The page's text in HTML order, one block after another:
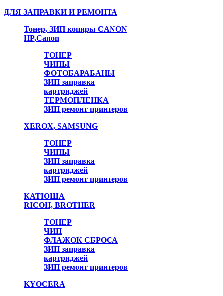
ДЛЯ ЗАПРАВКИ И РЕМОНТА
Тонер, ЗИП копиры CANON
HP,Canon
ТОНЕР
ЧИПЫ
ФОТОБАРАБАНЫ
ЗИП заправка
картриджей
ТЕРМОПЛЕНКА
ЗИП ремонт принтеров
XEROX, SAMSUNG
ТОНЕР
ЧИПЫ
ЗИП заправка
картриджей
ЗИП ремонт принтеров
КАТЮША
RICOH, BROTHER
ТОНЕР
ЧИП
ФЛАЖОК СБРОСА
ЗИП заправка
картриджей
ЗИП ремонт принтеров
KYOCERA